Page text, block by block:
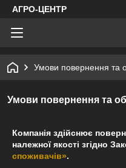
АГРО-ЦЕНТР
Умови повернення та
Умови повернення та
Компанія здійснює
належної якості згідно
споживачів».